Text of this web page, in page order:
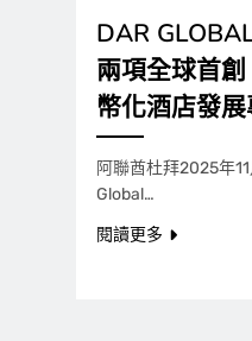
DAR
兩項全球首
幣化酒店發
阿聯酋杜拜2025年
Global…
閱讀更多